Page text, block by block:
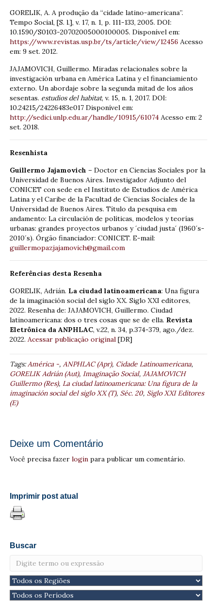
GORELIK, A. A produção da “cidade latino-americana”.
Tempo Social, [S. l.], v. 17, n. 1, p. 111-133, 2005. DOI:
10.1590/S0103-20702005000100005. Disponível em:
https://www.revistas.usp.br/ts/article/view/12456 Acesso
em: 9 set. 2012.
JAJAMOVICH, Guillermo. Miradas relacionales sobre la
investigación urbana en América Latina y el financiamiento
externo. Un abordaje sobre la segunda mitad de los años
sesentas. estudios del habitat, v. 15, n. 1, 2017. DOI:
10.24215/24226483e017 Disponível em:
http://sedici.unlp.edu.ar/handle/10915/61074 Acesso em: 2
set. 2018.
Resenhista
Guillermo Jajamovich – Doctor en Ciencias Sociales por la
Universidad de Buenos Aires. Investigador Adjunto del
CONICET con sede en el Instituto de Estudios de América
Latina y el Caribe de la Facultad de Ciencias Sociales de la
Universidad de Buenos Aires. Título da pesquisa em
andamento: La circulación de políticas, modelos y teorías
urbanas: grandes proyectos urbanos y ´ciudad justa´ (1960´s-
2010´s). Órgão financiador: CONICET. E-mail:
guillermopazjajamovich@gmail.com
Referências desta Resenha
GORELIK, Adrián. La ciudad latinoamericana: Una figura
de la imaginación social del siglo XX. Siglo XXI editores,
2022. Resenha de: JAJAMOVICH, Guillermo. Ciudad
latinoamericana: dos o tres cosas que se de ella. Revista
Eletrônica da ANPHLAC, v.22, n. 34, p.374-379, ago./dez.
2022. Acessar publicação original [DR]
Tags:América -, ANPHLAC (Apr), Cidade Latinoamericana,
GORELIK Adrián (Aut), Imaginação Social, JAJAMOVICH
Guillermo (Res), La ciudad latinoamericana: Una figura de la
imaginación social del siglo XX (T), Séc. 20, Siglo XXI Editores
(E)
Deixe um Comentário
Você precisa fazer login para publicar um comentário.
Imprimir post atual
Buscar